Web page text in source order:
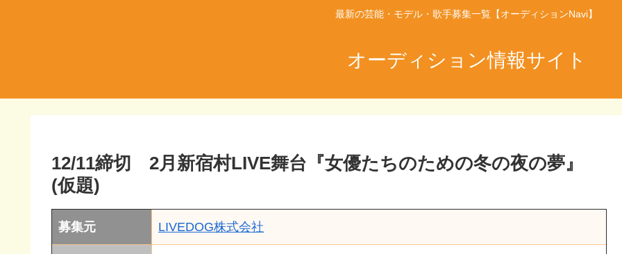
最新の芸能・モデル・歌手募集一覧【オーディションNavi】
オーディション情報サイト
12/11締切 2月新宿村LIVE舞台『女優たちのための冬の夜の夢』
(仮題)
募集元 LIVEDOG株式会社